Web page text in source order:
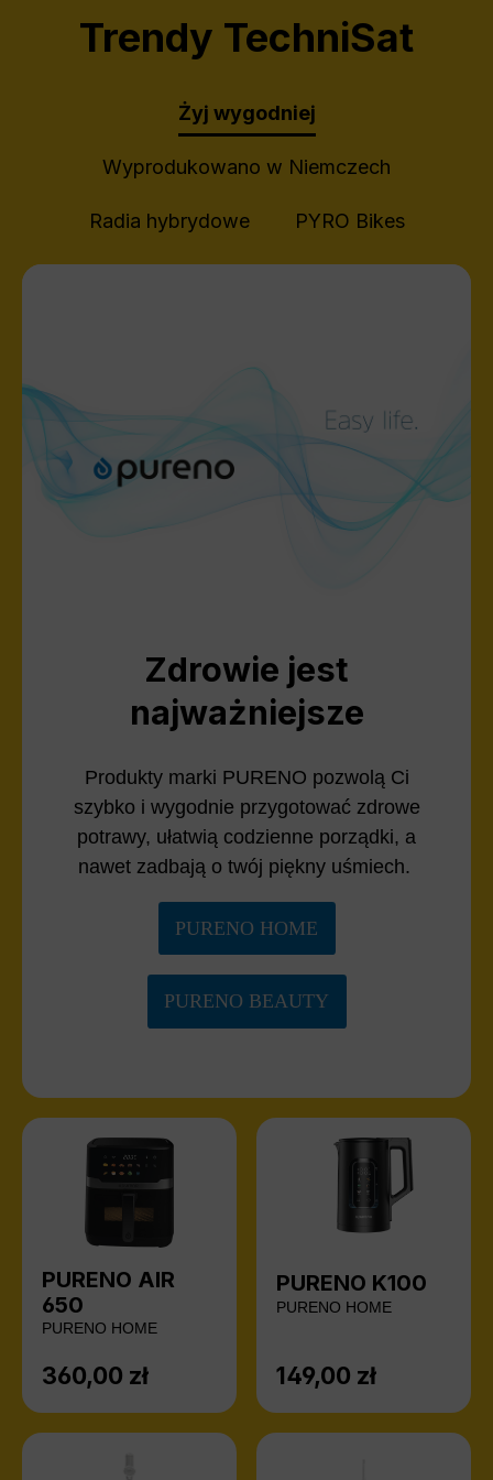
Trendy TechniSat
Żyj wygodniej
Wyprodukowano w Niemczech
Radia hybrydowe PYRO Bikes
Zdrowie jest
najważniejsze
Produkty marki PURENO pozwolą Ci
szybko i wygodnie przygotować zdrowe
potrawy, ułatwią codzienne porządki, a
nawet zadbają o twój piękny uśmiech.
PURENO HOME
PURENO BEAUTY
PURENO AIR
650
PURENO HOME
Cena regularna:
360,00 zł
PURENO K100
PURENO HOME
Cena regularna:
149,00 zł